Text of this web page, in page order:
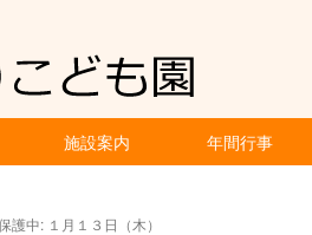
施設案内 年間行事
護中: １月１３日（木）